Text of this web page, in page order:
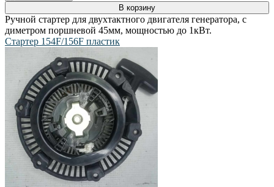
В корзину
Ручной стартер для двухтактного двигателя генератора, с
диметром поршневой 45мм, мощностью до 1кВт.
Стартер 154F/156F пластик